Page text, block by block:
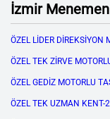
İzmir
ÖZEL LİDER DİREKSİYON
ÖZEL TEK ZİRVE
ÖZEL GEDİZ MOTORLU
ÖZEL TEK UZMAN KENT-